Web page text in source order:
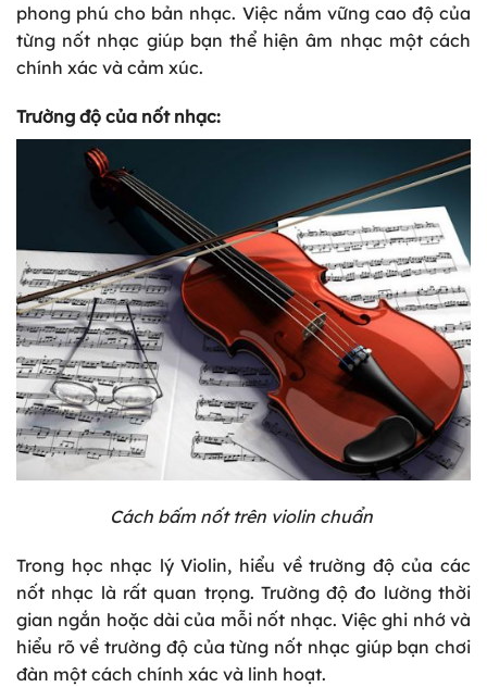
phong phú cho bản nhạc. Việc nắm vững cao độ của
từng nốt nhạc giúp bạn thể hiện âm nhạc một cách
chính xác và cảm xúc.
Trường độ của nốt nhạc:
Cách bấm nốt trên violin chuẩn
Trong học nhạc lý Violin, hiểu về trường độ của các
nốt nhạc là rất quan trọng. Trường độ đo lường thời
gian ngắn hoặc dài của mỗi nốt nhạc. Việc ghi nhớ và
hiểu rõ về trường độ của từng nốt nhạc giúp bạn chơi
đàn một cách chính xác và linh hoạt.